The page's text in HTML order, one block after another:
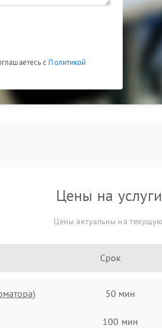
с Политикой
Цены на
Цены актуальны на
Срок
50 мин
100 мин